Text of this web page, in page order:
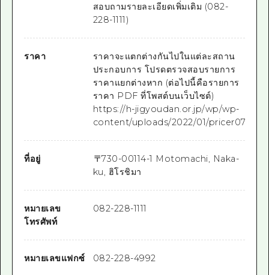
สอบถามรายละเอียดเพิ่มเติม (082-
228-1111)
ราคา
ราคาจะแตกต่างกันไปในแต่ละสถาน
ประกอบการ โปรดตรวจสอบรายการ
ราคาแยกต่างหาก (ต่อไปนี้คือรายการ
ราคา PDF ที่โพสต์บนเว็บไซต์)
https://h-jigyoudan.or.jp/wp/wp-
content/uploads/2022/01/
ที่อยู่ 〒730-00114-1 Motomachi, Naka-
ku, ฮิโรชิมา
หมายเลข
โทรศัพท์
082-228-1111
หมายเลขแฟกซ์ 082-228-4992